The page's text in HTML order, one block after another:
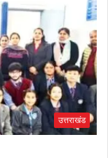
उत्तराखंड